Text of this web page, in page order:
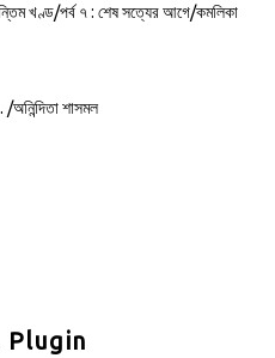
খণ্ড/পর্ব ৭ : শেষ সত্যের আগে/কমলিকা
/অনিন্দিতা শাসমল
Plugin